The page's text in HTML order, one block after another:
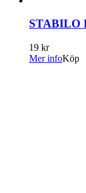
STABILO
19 kr
Mer infoKöp